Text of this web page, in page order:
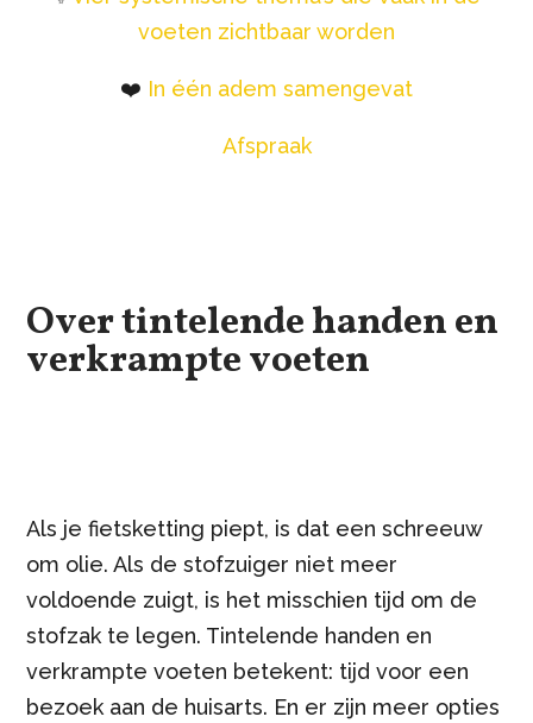
voeten zichtbaar worden
❤️ In één adem samengevat
Afspraak
Over tintelende handen en
verkrampte voeten
Als je fietsketting piept, is dat een schreeuw
om olie. Als de stofzuiger niet meer
voldoende zuigt, is het misschien tijd om de
stofzak te legen. Tintelende handen en
verkrampte voeten betekent: tijd voor een
bezoek aan de huisarts. En er zijn meer opties